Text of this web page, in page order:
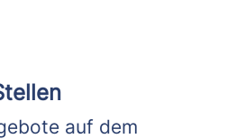
auf dem